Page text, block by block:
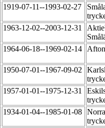
1919-07-11--1993-02-27
1963-12-02--2003-12-31
1964-06-18--1969-02-14
1950-07-01--1967-09-02
1957-01-01--1975-12-31
1934-01-04--1985-01-08